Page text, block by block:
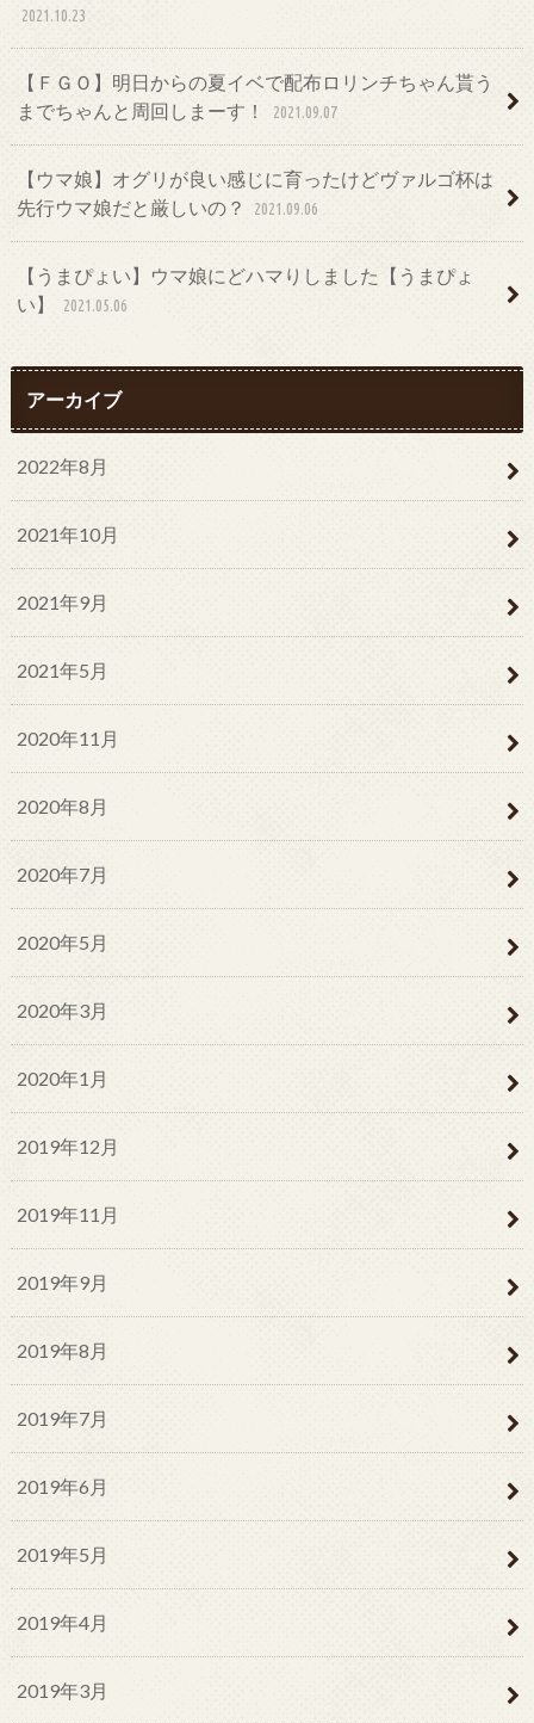
2021.10.23
【ＦＧＯ】明日からの夏イベで配布ロリンチちゃん貰う
までちゃんと周回しまーす！
2021.09.07
【ウマ娘】オグリが良い感じに育ったけどヴァルゴ杯は
先行ウマ娘だと厳しいの？
2021.09.06
【うまぴょい】ウマ娘にどハマりしました【うまぴょ
い】
2021.05.06
アーカイブ
2022年8月
2021年10月
2021年9月
2021年5月
2020年11月
2020年8月
2020年7月
2020年5月
2020年3月
2020年1月
2019年12月
2019年11月
2019年9月
2019年8月
2019年7月
2019年6月
2019年5月
2019年4月
2019年3月